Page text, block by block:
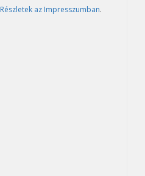
Részletek az Impresszumban.